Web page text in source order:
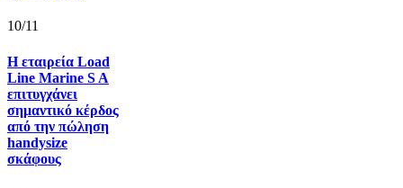
10/11
Η εταιρεία Load
Line Marine S A
επιτυγχάνει
σημαντικό κέρδος
από την πώληση
handysize
σκάφους